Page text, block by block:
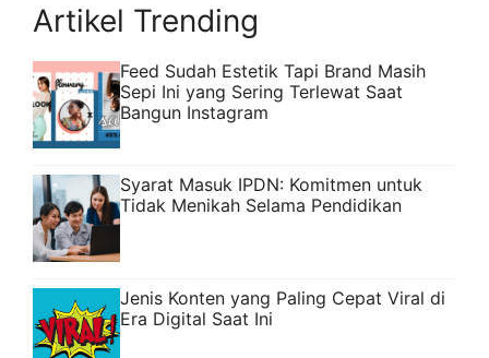
Artikel Trending
Feed Sudah Estetik Tapi Brand Masih
Sepi Ini yang Sering Terlewat Saat
Bangun Instagram
Syarat Masuk IPDN: Komitmen untuk
Tidak Menikah Selama Pendidikan
Jenis Konten yang Paling Cepat Viral di
Era Digital Saat Ini